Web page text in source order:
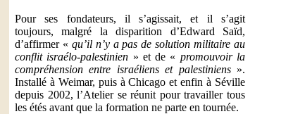
Pour ses fondateurs, il s’agissait, et il s’agit
toujours, malgré la disparition d’Edward Saïd,
d’affirmer « qu’il n’y a pas de solution militaire au
conflit israélo-palestinien » et de « promouvoir la
compréhension entre israéliens et palestiniens».
Installé à Weimar, puis à Chicago et enfin à Séville
depuis 2002, l’Atelier se réunit pour travailler tous
les étés avant que la formation ne parte en tournée.